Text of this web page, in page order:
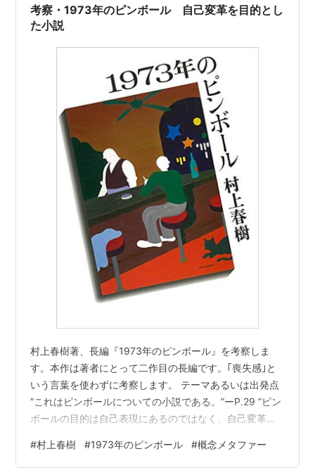
考察・1973年のピンボール 自己変革を目的とし
た小説
村上春樹著、長編『1973年のピンボール』を考察しま
す。本作は著者にとって二作目の長編です。｢喪失感｣と
いう言葉を使わずに考察します。 テーマあるいは出発点
”これはピンボールについての小説である。”ーP.29 ”ピン
ボールの目的は自己表現にあるのではなく、自己変革に
なく、包括にある。”ーP.30 著者の解決あるいはメッセ
ージ (この)小説を書くことは、自己表現ではなく、自己
#村上春樹 #1973年のピンボール #概念メタファー